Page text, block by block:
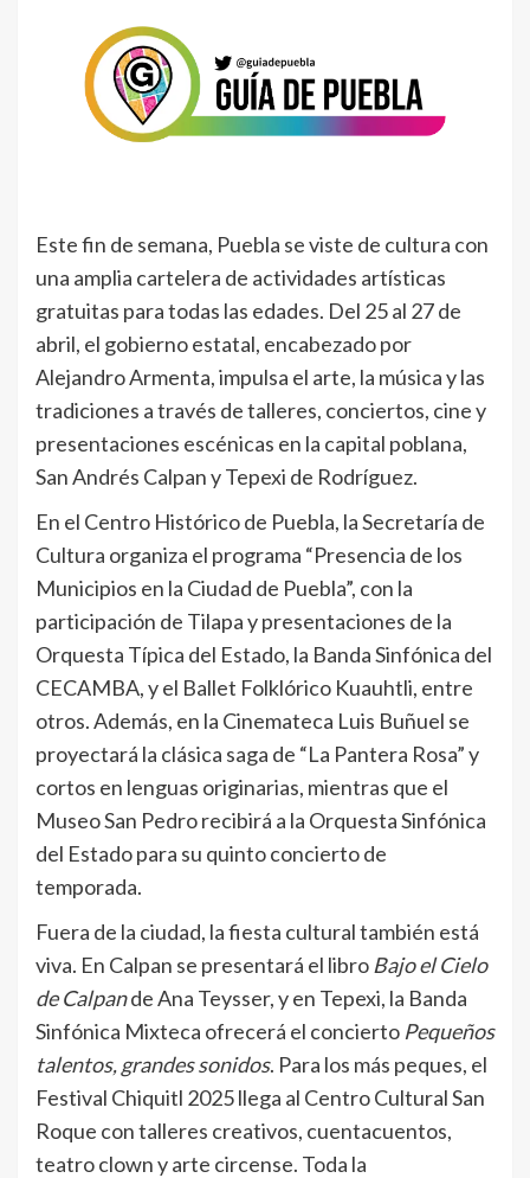
Este fin de semana, Puebla se viste de cultura con
una amplia cartelera de actividades artísticas
gratuitas para todas las edades. Del 25 al 27 de
abril, el gobierno estatal, encabezado por
Alejandro Armenta, impulsa el arte, la música y las
tradiciones a través de talleres, conciertos, cine y
presentaciones escénicas en la capital poblana,
San Andrés Calpan y Tepexi de Rodríguez.
En el Centro Histórico de Puebla, la Secretaría de
Cultura organiza el programa “Presencia de los
Municipios en la Ciudad de Puebla”, con la
participación de Tilapa y presentaciones de la
Orquesta Típica del Estado, la Banda Sinfónica del
CECAMBA, y el Ballet Folklórico Kuauhtli, entre
otros. Además, en la Cinemateca Luis Buñuel se
proyectará la clásica saga de “La Pantera Rosa” y
cortos en lenguas originarias, mientras que el
Museo San Pedro recibirá a la Orquesta Sinfónica
del Estado para su quinto concierto de
temporada.
Fuera de la ciudad, la fiesta cultural también está
viva. En Calpan se presentará el libro Bajo el Cielo
de Calpande Ana Teysser, y en Tepexi, la Banda
Sinfónica Mixteca ofrecerá el concierto Pequeños
talentos, grandes sonidos. Para los más peques, el
Festival Chiquitl 2025 llega al Centro Cultural San
Roque con talleres creativos, cuentacuentos,
teatro clown y arte circense. Toda la